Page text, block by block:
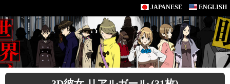
JAPANESE ENGLISH